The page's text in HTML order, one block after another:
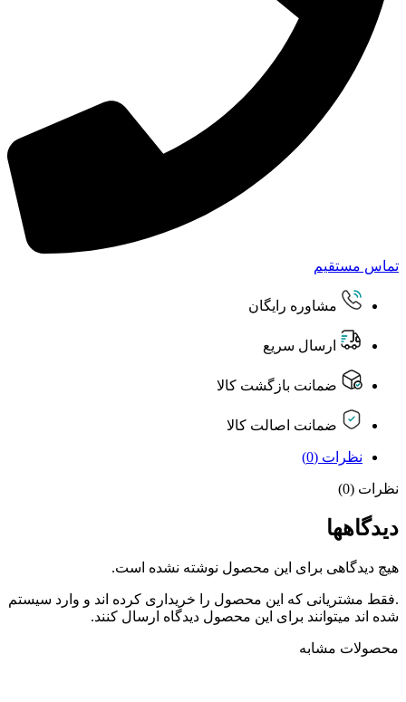
تماس مستقیم
مشاوره رایگان
ارسال سریع
ضمانت بازگشت کالا
ضمانت اصالت کالا
نظرات (0)
نظرات (0)
دیدگاهها
هیچ دیدگاهی برای این محصول نوشته نشده است.
.فقط مشتریانی که این محصول را خریداری کرده اند و وارد سیستم
شده اند میتوانند برای این محصول دیدگاه ارسال کنند.
محصولات مشابه